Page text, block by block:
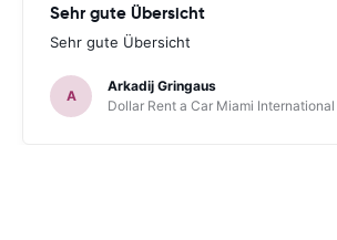
Sehr gute Übersicht
Sehr gute Übersicht
A
Arkadij Gringaus
Dollar Rent a Car Miami